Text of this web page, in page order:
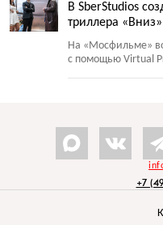
В SberStudios
триллера
На «Мосфильме»
с помощью Virtual
+7